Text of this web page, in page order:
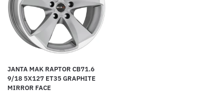
JANTA MAK RAPTOR CB71.6
9/18 5X127 ET35 GRAPHITE
MIRROR FACE